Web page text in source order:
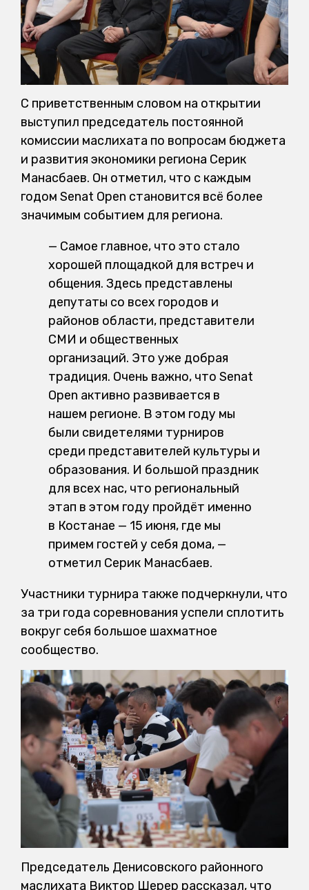
С приветственным словом на открытии
выступил председатель постоянной
комиссии маслихата по вопросам бюджета
и развития экономики региона Серик
Манасбаев. Он отметил, что с каждым
годом Senat Open становится всё более
значимым событием для региона.
— Самое главное, что это стало
хорошей площадкой для встреч и
общения. Здесь представлены
депутаты со всех городов и
районов области, представители
СМИ и общественных
организаций. Это уже добрая
традиция. Очень важно, что Senat
Open активно развивается в
нашем регионе. В этом году мы
были свидетелями турниров
среди представителей культуры и
образования. И большой праздник
для всех нас, что региональный
этап в этом году пройдёт именно
в Костанае — 15 июня, где мы
примем гостей у себя дома, —
отметил Серик Манасбаев.
Участники турнира также подчеркнули, что
за три года соревнования успели сплотить
вокруг себя большое шахматное
сообщество.
Председатель Денисовского районного
маслихата Виктор Шерер рассказал, что